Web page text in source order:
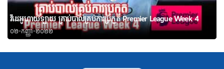
វីដេអូហាយឡាយ គ្រាប់បាល់គ្រប់ការប្រកួត Premier League Week 4
០២-កញ្ញា-២០២២